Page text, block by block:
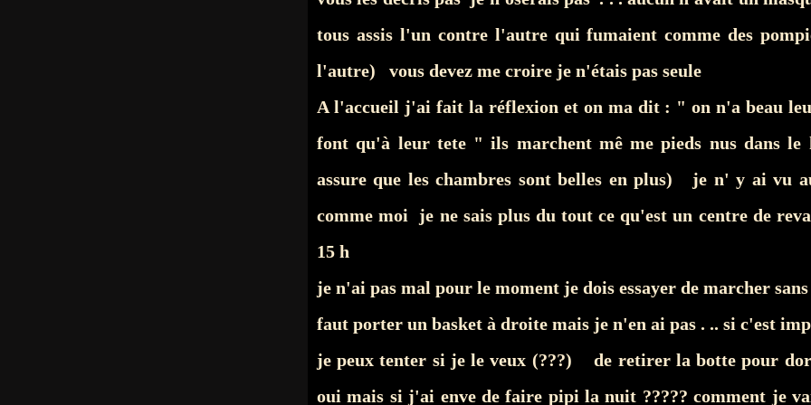
tous assis l'un contre l'autre qui fumaient comme des
l'autre) vous devez me croire je n'étais pas seule
A l'accueil j'ai fait la réflexion et on ma dit : " on n'a beau
font qu'à leur tete " ils marchent mê me pieds nus dans
assure que les chambres sont belles en plus) je n' y ai vu
comme moi je ne sais plus du tout ce qu'est un centre de
15 h
je n'ai pas mal pour le moment je dois essayer de marcher
faut porter un basket à droite mais je n'en ai pas . .. si c'est
je peux tenter si je le veux (???) de retirer la botte pour
oui mais si j'ai enve de faire pipi la nuit ????? comment je